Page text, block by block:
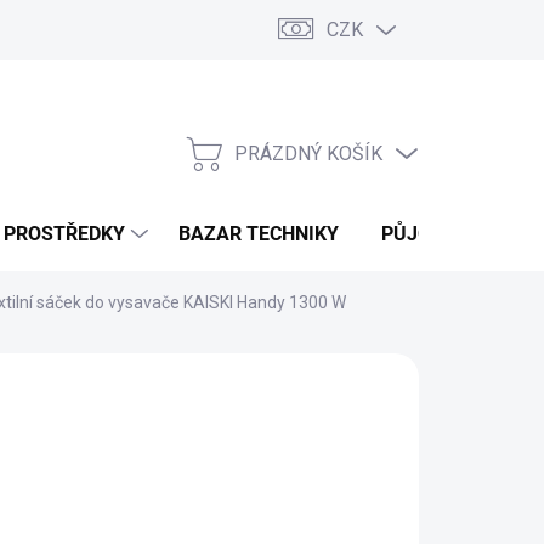
CZK
NÁKUPNÍ
PRÁZDNÝ KOŠÍK
BAZAR TECHNIKY PŮJČOVNA
sáček do vysavače KAISKI Handy 1300 W